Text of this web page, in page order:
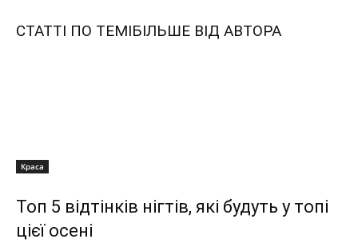
СТАТТІ ПО ТЕМІБІЛЬШЕ ВІД АВТОРА
Краса
Топ 5 відтінків нігтів, які будуть у топі
цієї осені